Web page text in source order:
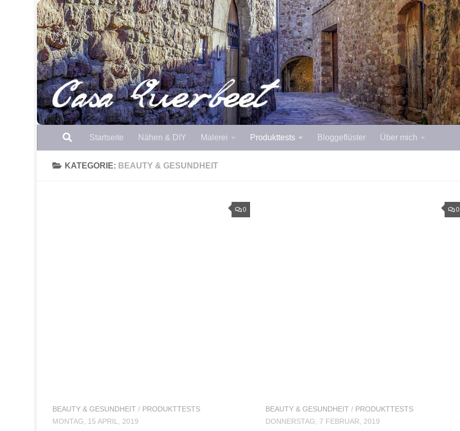
Zum Inhalt springen
Startseite Nähen & DIY Malerei Produkttests Bloggeflüster Über mich
KATEGORIE: BEAUTY & GESUNDHEIT
0
BEAUTY & GESUNDHEIT / PRODUKTTESTS
MONTAG, 15 APRIL, 2019
0
BEAUTY & GESUNDHEIT / PRODUKTTESTS
DONNERSTAG, 7 FEBRUAR, 2019